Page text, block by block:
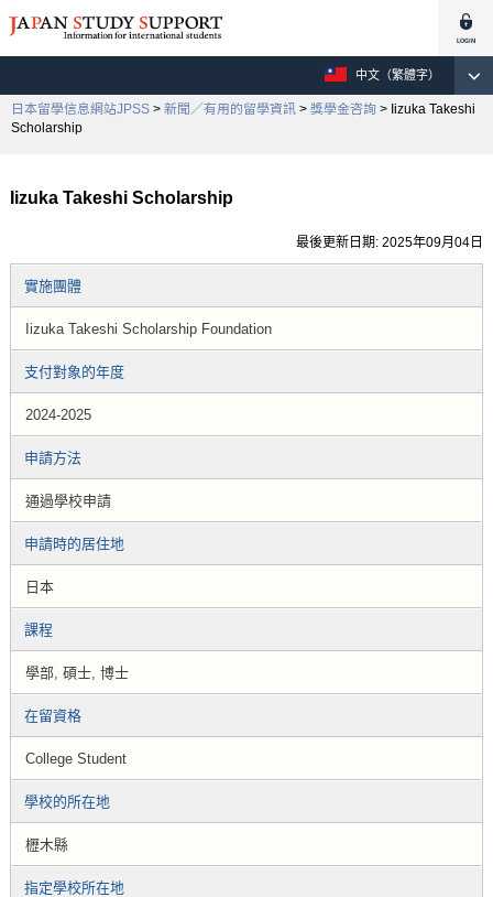
中文（繁體字）
日本留學信息網站JPSS > 新聞／有用的留學資訊 > 獎學金咨詢 > Iizuka Takeshi
Scholarship
Iizuka Takeshi Scholarship
最後更新日期: 2025年09月04日
實施團體
Iizuka Takeshi Scholarship Foundation
支付對象的年度
2024-2025
申請方法
通過學校申請
申請時的居住地
日本
課程
學部, 碩士, 博士
在留資格
College Student
學校的所在地
櫪木縣
指定學校所在地